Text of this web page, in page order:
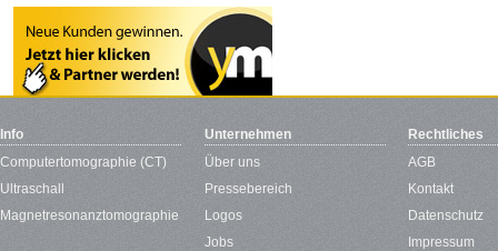
Info
Computertomographie (CT)
Ultraschall
Magnetresonanztomographie
Unternehmen
Über uns
Pressebereich
Logos
Jobs
Rechtliches
AGB
Kontakt
Datenschutz
Impressum